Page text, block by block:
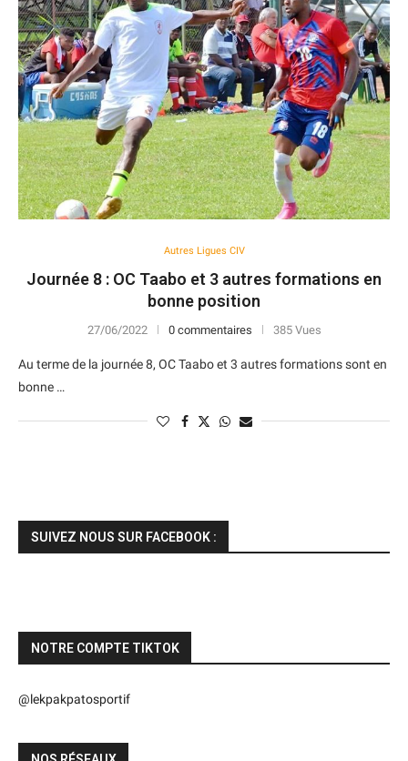
Autres Ligues CIV
Journée 8 : OC Taabo et 3 autres formations en
bonne position
27/06/2022 0 commentaires 385 Vues
Au terme de la journée 8, OC Taabo et 3 autres formations sont en
bonne …
SUIVEZ NOUS SUR FACEBOOK :
NOTRE COMPTE TIKTOK
@lekpakpatosportif